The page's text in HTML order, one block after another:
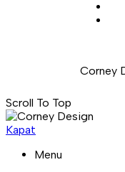
Corney
Scroll To Top
Kapat
Menu